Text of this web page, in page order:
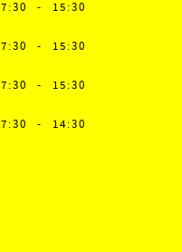
7:30 - 15:30
7:30 - 15:30
7:30 - 15:30
7:30 - 14:30